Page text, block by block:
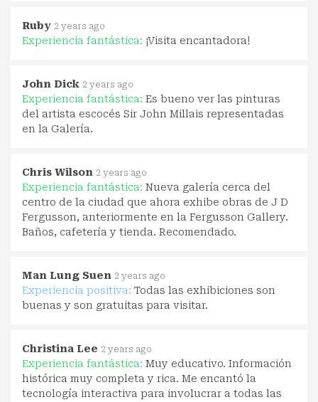
Ruby 2 years ago
Experiencia fantástica: ¡Visita encantadora!
John Dick 2 years ago
Experiencia fantástica: Es bueno ver las pinturas
del artista escocés Sir John Millais representadas
en la Galería.
Chris Wilson 2 years ago
Experiencia fantástica: Nueva galería cerca del
centro de la ciudad que ahora exhibe obras de J D
Fergusson, anteriormente en la Fergusson Gallery.
Baños, cafetería y tienda. Recomendado.
Man Lung Suen 2 years ago
Experiencia positiva: Todas las exhibiciones son
buenas y son gratuitas para visitar.
Christina Lee 2 years ago
Experiencia fantástica: Muy educativo. Información
histórica muy completa y rica. Me encantó la
tecnología interactiva para involucrar a todas las